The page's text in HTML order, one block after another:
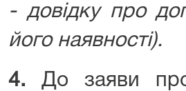
- довідку про
його наявності).
4. До заяви про